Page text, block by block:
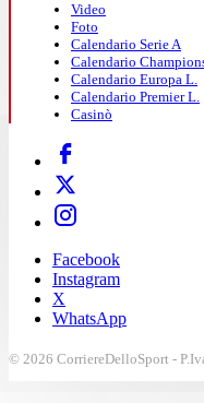
Video
Foto
Calendario Serie A
Calendario
Calendario Europa L.
Calendario Premier L.
Casinò
Facebook
Instagram
X
WhatsApp
© 2026 CorriereDelloSport -